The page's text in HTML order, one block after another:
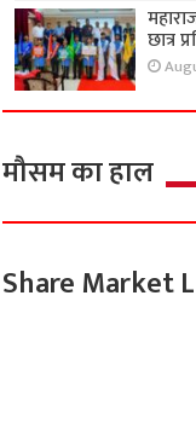
छात्र
मौसम का हाल
Share Market